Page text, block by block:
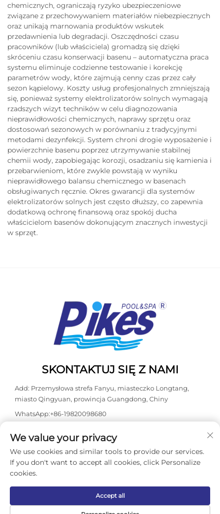
chemicznych, ograniczają ryzyko ubezpieczeniowe
związane z przechowywaniem materiałów niebezpiecznych
oraz unikają marnowania produktów wskutek
przedawnienia lub degradacji. Oszczędności czasu
pracowników (lub właściciela) gromadzą się dzięki
skróceniu czasu konserwacji basenu – automatyczna praca
systemu eliminuje codzienne testowanie i korekcję
parametrów wody, które zajmują cenny czas przez cały
sezon kąpielowy. Koszty usług profesjonalnych zmniejszają
się, ponieważ systemy elektrolizatorów solnych wymagają
rzadszych wizyt techników w celu diagnozowania
nieprawidłowości chemicznych, naprawy sprzętu oraz
dostosowań sezonowych w porównaniu z tradycyjnymi
metodami dezynfekcji. System chroni drogie wyposażenie i
powierzchnie basenu poprzez utrzymywanie stabilnej
chemii wody, zapobiegając korozji, osadzaniu się kamienia i
przebarwieniom, które zwykle powstają w wyniku
nieprawidłowego balansu chemicznego w basenach
obsługiwanych ręcznie. Okres gwarancji dla systemów
elektrolizatorów solnych jest często dłuższy, co zapewnia
dodatkową ochronę finansową oraz spokój ducha
właścicielom basenów dokonującym znacznych inwestycji
w sprzęt.
SKONTAKTUJ SIĘ Z NAMI
Add: Przemysłowa strefa Fanyu, miasteczko Longtang,
miasto Qingyuan, prowincja Guangdong, Chiny
WhatsApp:+86-19820098680
E-mail:[email protected]
Prawa autorskie © 2026 Guangdong Kasdaly Pool Spa
Equipment Co., Ltd. Wszelkie prawa zastrzeżone. -Polityka
prywatności
We value your privacy
We use cookies and similar tools to provide our services.
If you don't want to accept all cookies, click Personalize
cookies.
Accept all